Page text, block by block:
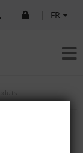
FR
de réseau